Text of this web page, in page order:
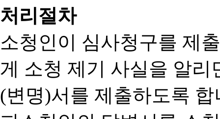
처리절차
소청인이 심사청구를 제
게 소청 제기 사실을 알
(변명)서를 제출하도록 합